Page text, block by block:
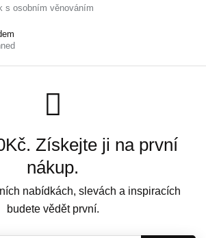
s osobním věnováním
Získejte ji na první
nákup.
nabídkách, slevách a inspiracích
budete vědět první.